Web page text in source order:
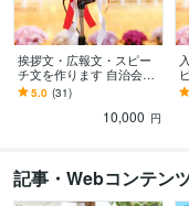
語学力
英語 ビジネスレベル
挨拶文・広報文・スピー
チ文を作ります 自治会、
保護者会、PTA 挨拶、学
校の広報誌の文章作
5.0 (31)
10,000 円
記事・Webコンテン